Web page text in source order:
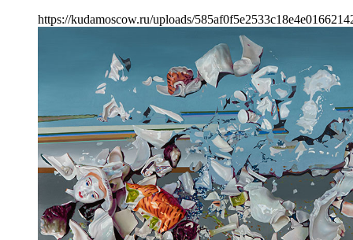
https://kudamoscow.ru/uploads/